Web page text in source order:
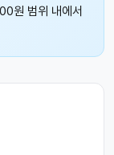
원 범위 내에서